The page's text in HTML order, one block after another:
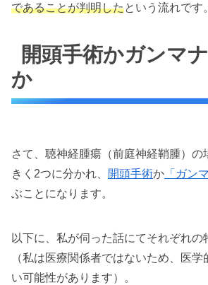
であることが判明したという流れです。
開頭手術かガンマ
か
さて、聴神経腫瘍（前庭神経鞘腫）の
きく2つに分かれ、
開頭手術か 「ガン
ぶことになります。
以下に、私が伺った話にてそれぞれの
（私は医療関係者ではないため、医
い可能性があります）。